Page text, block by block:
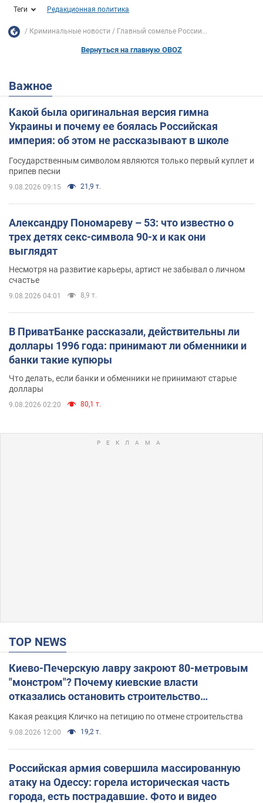
Теги Редакционная политика
Криминальные новости Главный сомелье России...
Вернуться на главную OBOZ
Важное
Какой была оригинальная версия гимна
Украины и почему ее боялась Российская
империя: об этом не рассказывают в школе
Государственным символом являются только первый куплет и
припев песни
9.08.2026 09:15 21,9 т.
Александру Пономареву – 53: что известно о
трех детях секс-символа 90-х и как они
выглядят
Несмотря на развитие карьеры, артист не забывал о личном
счастье
9.08.2026 04:01 8,9 т.
В ПриватБанке рассказали, действительны ли
доллары 1996 года: принимают ли обменники и
банки такие купюры
Что делать, если банки и обменники не принимают старые
доллары
9.08.2026 02:20 80,1 т.
TOP NEWS
Киево-Печерскую лавру закроют 80-метровым
"монстром"? Почему киевские власти
отказались остановить строительство
Какая реакция Кличко на петицию по отмене строительства
9.08.2026 12:00 19,2 т.
Российская армия совершила массированную
атаку на Одессу: горела историческая часть
города, есть пострадавшие. Фото и видео